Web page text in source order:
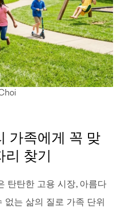
가족에게 꼭 맞
찾기
탄탄한 고용 시장, 아름다
없는 삶의 질로 가족 단위